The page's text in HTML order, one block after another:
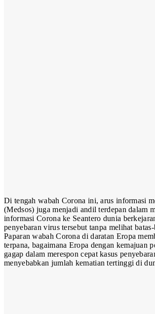
Di tengah wabah Corona ini, arus informasi
(Medsos) juga menjadi andil terdepan dalam
informasi Corona ke Seantero dunia
penyebaran virus tersebut tanpa melihat batas-
Paparan wabah Corona di daratan Eropa
terpana, bagaimana Eropa dengan kemajuan
gagap dalam merespon cepat kasus
menyebabkan jumlah kematian tertinggi di